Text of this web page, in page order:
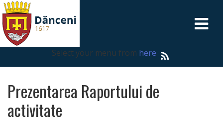
DESPRE
PRIMĂRIA
Select your menu from here.
Prezentarea Raportului de
activitate